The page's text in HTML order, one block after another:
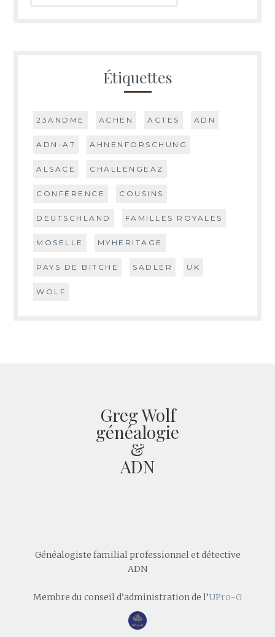
Étiquettes
23ANDME ACHEN ACTES ADN
ADN-AT AHNENFORSCHUNG
ALSACE CHALLENGEAZ
CONFÉRENCE COUSINS
DEUTSCHLAND FAMILLES ROYALES
MOSELLE MYHERITAGE
PAYS DE BITCHE SADLER UK
WOLF
Greg Wolf
généalogie
&
ADN
Généalogiste familial professionnel et détective
ADN
Membre du conseil d’administration de l’UPro-G